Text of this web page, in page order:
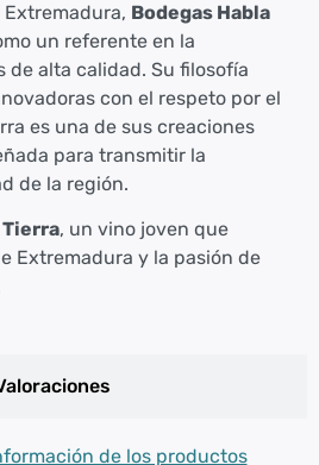
Extremadura, Bodegas Habla
un referente en la
de alta calidad. Su filosofía
con el respeto por el
es una de sus creaciones
para transmitir la
de la región.
Tierra, un vino joven que
Extremadura y la pasión de
de los productos